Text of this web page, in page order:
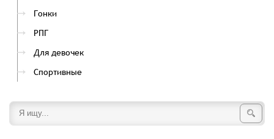
Гонки
РПГ
Для девочек
Спортивные